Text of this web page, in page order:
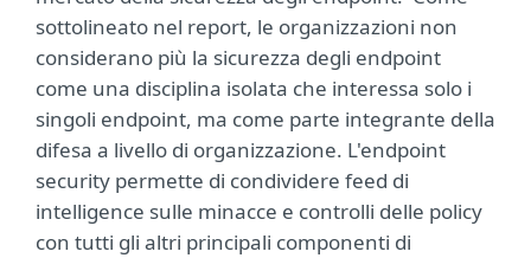
sottolineato nel report, le organizzazioni non
considerano più la sicurezza degli endpoint
come una disciplina isolata che interessa solo i
singoli endpoint, ma come parte integrante della
difesa a livello di organizzazione. L'endpoint
security permette di condividere feed di
intelligence sulle minacce e controlli delle policy
con tutti gli altri principali componenti di